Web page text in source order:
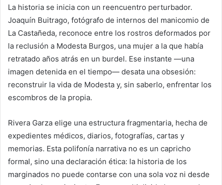
La historia se inicia con un reencuentro perturbador.
Joaquín Buitrago, fotógrafo de internos del manicomio de
La Castañeda, reconoce entre los rostros deformados por
la reclusión a Modesta Burgos, una mujer a la que había
retratado años atrás en un burdel. Ese instante —una
imagen detenida en el tiempo— desata una obsesión:
reconstruir la vida de Modesta y, sin saberlo, enfrentar los
escombros de la propia.
Rivera Garza elige una estructura fragmentaria, hecha de
expedientes médicos, diarios, fotografías, cartas y
memorias. Esta polifonía narrativa no es un capricho
formal, sino una declaración ética: la historia de los
marginados no puede contarse con una sola voz ni desde